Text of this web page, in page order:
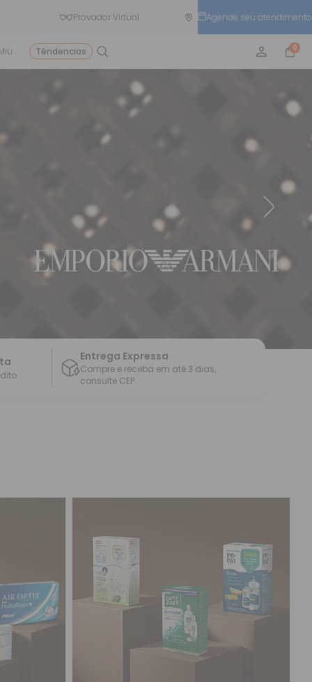
Provador Virtual Agende seu atendimento
Têndencias 0
Entrega Expressa
Compre e receba em até 3 dias,
consulte CEP